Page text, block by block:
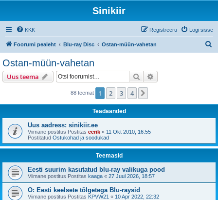
Sinikiir
KKK Logi sisse
Registreeru
Foorumi pealeht Blu-ray Disc Ostan-müün-vahetan
Ostan-müün-vahetan
Uus teema Otsi
88 teemat 1 2 3 4
Teadaanded
Uus aadress: sinikiir.ee
Viimane postitus Postitas eerik « 11 Okt 2010, 16:55
Postitatud Ostukohad ja soodukad
Teemasid
Eesti suurim kasutatud blu-ray valikuga pood
Viimane postitus Postitas kaaga « 27 Juul 2026, 18:57
O: Eesti keelsete tõlgetega Blu-raysid
Viimane postitus Postitas KPVW21 « 10 Apr 2022, 22:32